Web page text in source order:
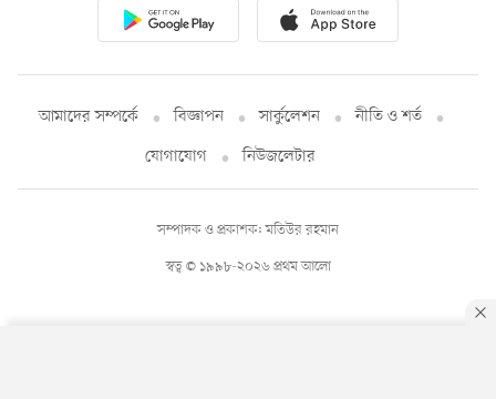
আমাদের সম্পর্কে বিজ্ঞাপন সার্কুলেশন
নীতি ও শর্ত
যোগাযোগ
নিউজলেটার
স্বত্ব © ১৯৯৮-২০২৬ প্রথম আলো
সম্পাদক ও প্রকাশক: মতিউর রহমান